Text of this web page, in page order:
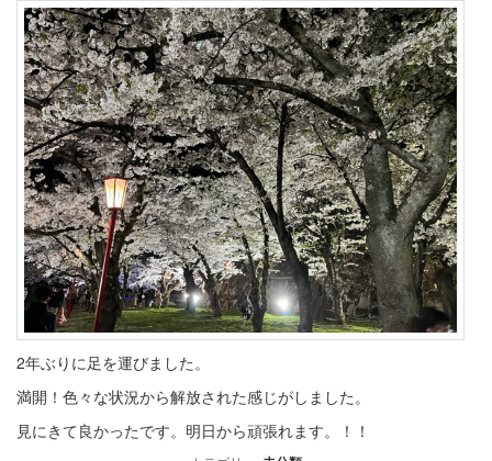
2年ぶりに足を運びました。
満開！色々な状況から解放された感じがしました。
見にきて良かったです。明日から頑張れます。！！